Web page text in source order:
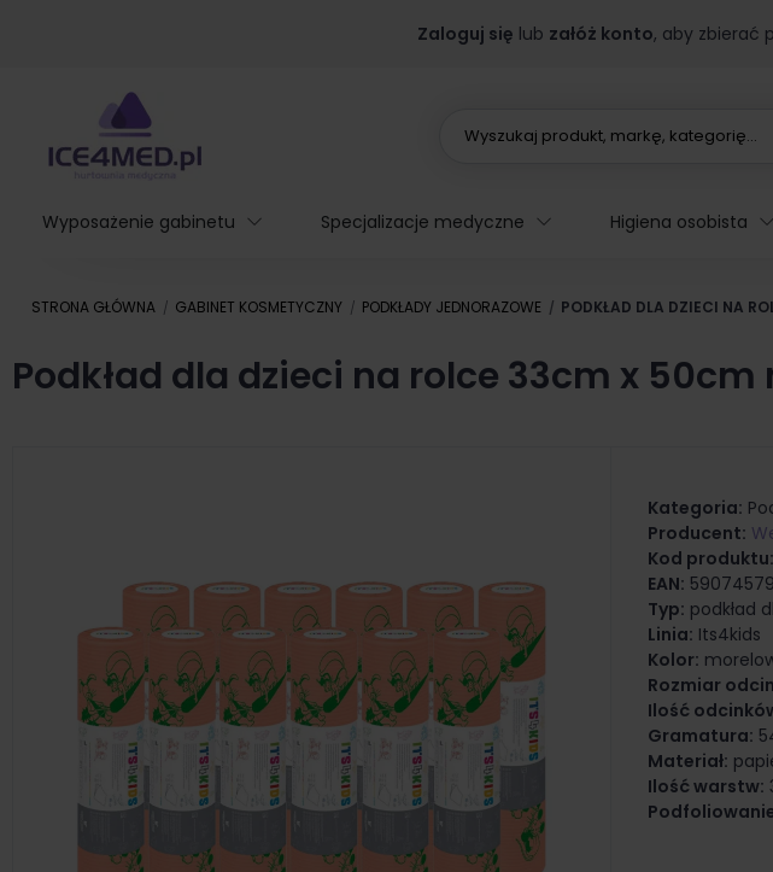
Zaloguj się lub załóż konto, aby zbierać
Wyposażenie gabinetu Specjalizacje medyczne Higiena osobista
STRONA GŁÓWNA GABINET KOSMETYCZNY PODKŁADY JEDNORAZOWE PODKŁAD DLA DZIECI NA
Podkład dla dzieci na rolce 33cm x
Kategoria:
Producent:
Kod produktu:
EAN:
Typ: podkład
Linia: Its4kids
Kolor:
Rozmiar
Ilość
Gramatura:
Materiał:
Ilość warstw: